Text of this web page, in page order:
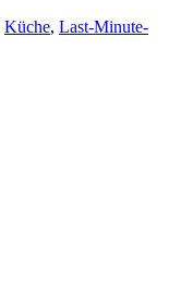
Küche, Last-Minute-